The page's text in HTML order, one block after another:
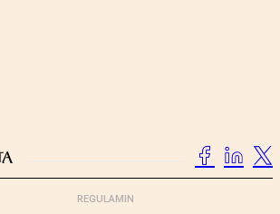
REGULAMIN